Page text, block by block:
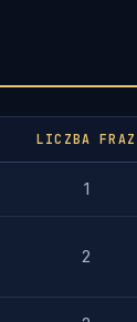
LICZBA FRAZ
1
2